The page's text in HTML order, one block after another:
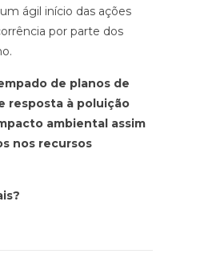
ágil início das ações
por parte dos
de planos de
resposta à poluição
ambiental assim
nos recursos